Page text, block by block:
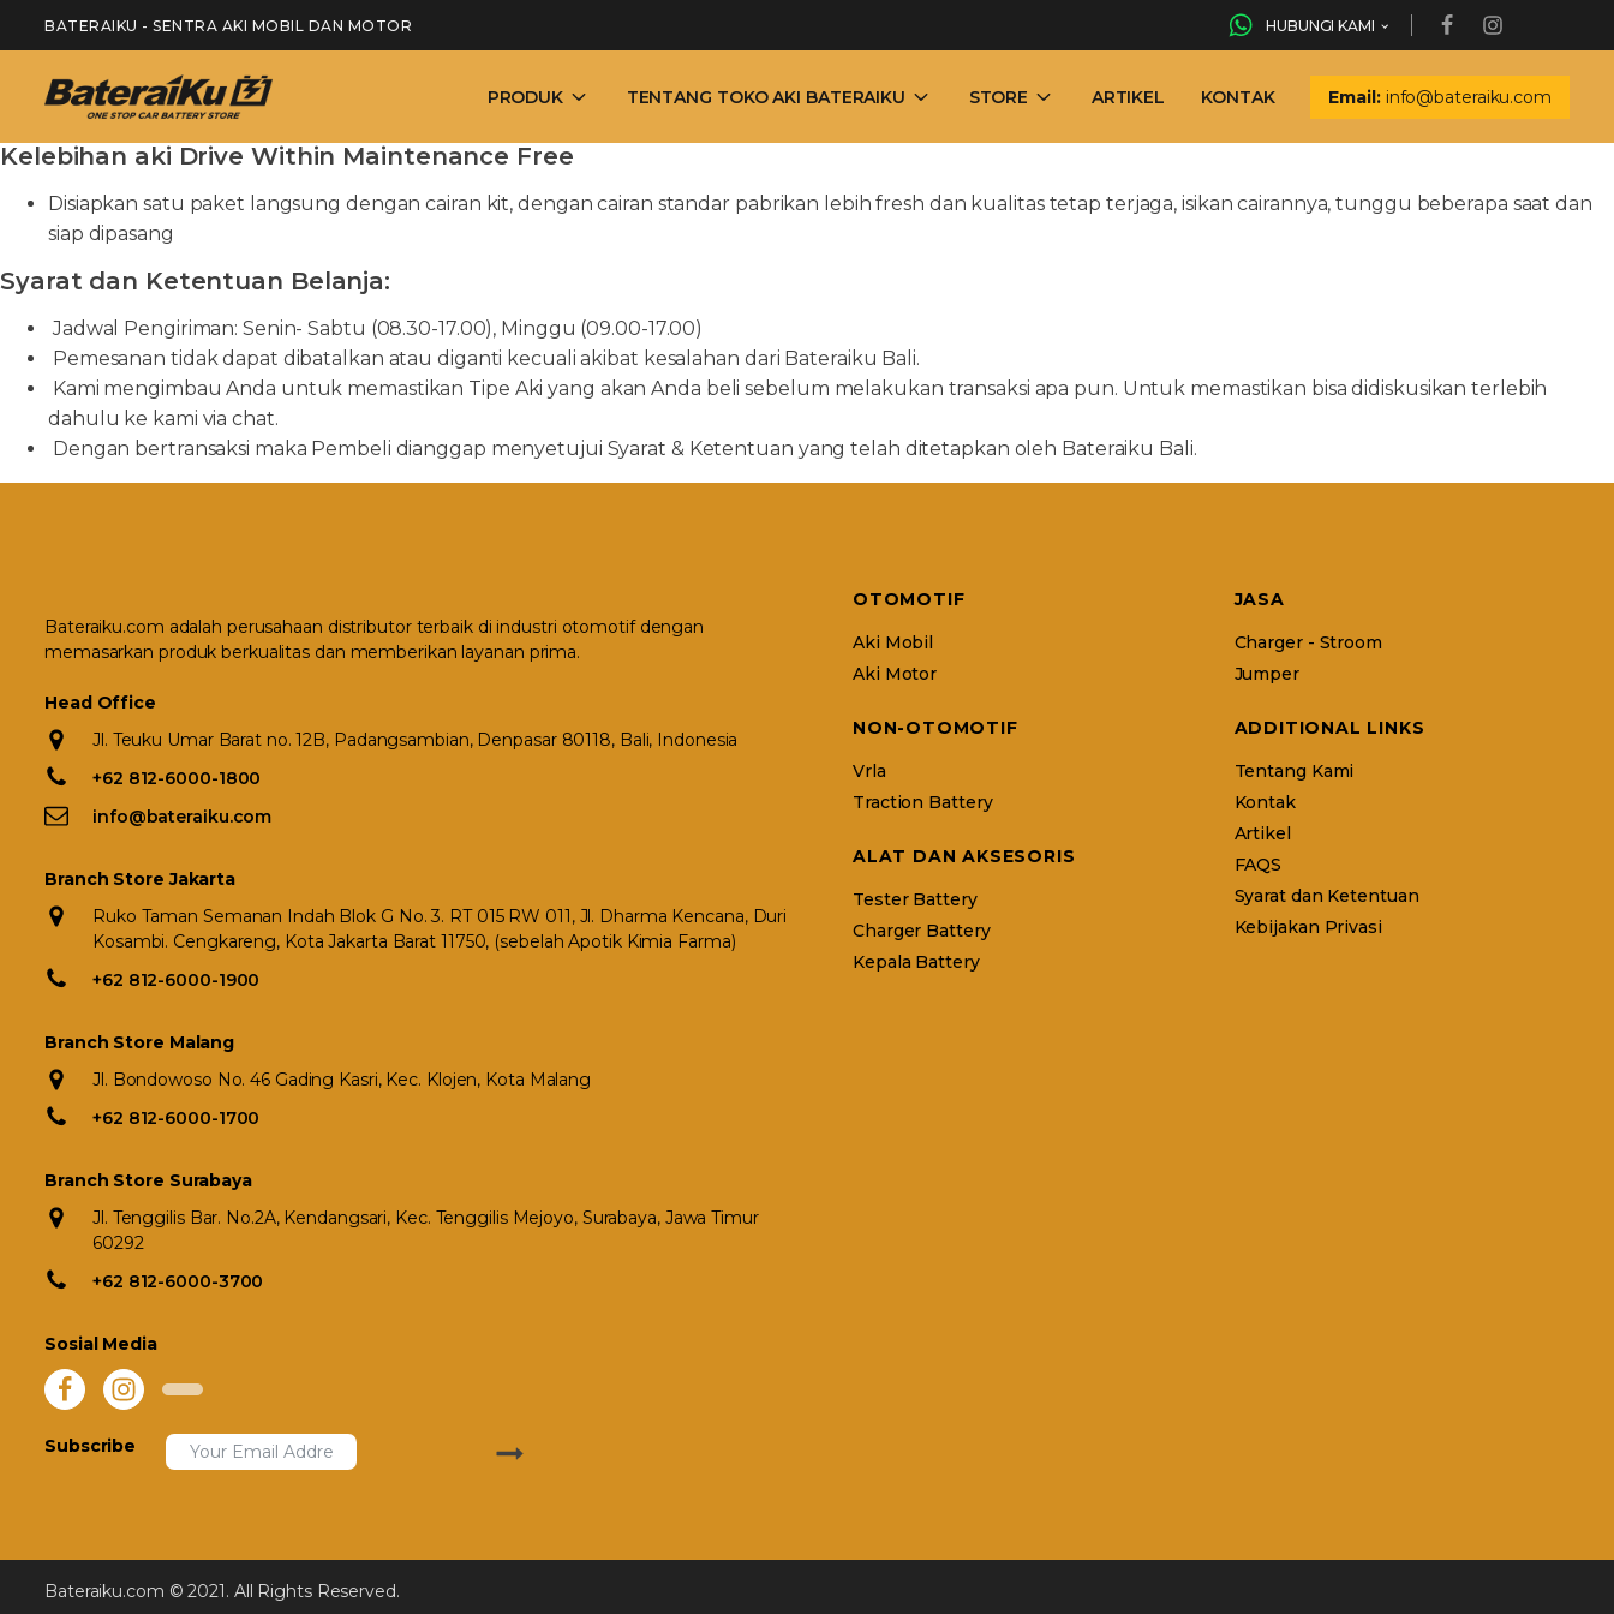
BATERAIKU - SENTRA AKI MOBIL DAN MOTOR HUBUNGI KAMI
PRODUK TENTANG TOKO AKI BATERAIKU STORE ARTIKEL KONTAK Email: info@bateraiku.com
Kelebihan aki Drive Within Maintenance Free
Disiapkan satu paket langsung dengan cairan kit, dengan cairan standar pabrikan lebih fresh dan kualitas tetap terjaga, isikan cairannya, tunggu beberapa saat dan
siap dipasang
Syarat dan Ketentuan Belanja:
Jadwal Pengiriman: Senin- Sabtu (08.30-17.00), Minggu (09.00-17.00)
Pemesanan tidak dapat dibatalkan atau diganti kecuali akibat kesalahan dari Bateraiku Bali.
Kami mengimbau Anda untuk memastikan Tipe Aki yang akan Anda beli sebelum melakukan transaksi apa pun. Untuk memastikan bisa didiskusikan terlebih
dahulu ke kami via chat.
Dengan bertransaksi maka Pembeli dianggap menyetujui Syarat & Ketentuan yang telah ditetapkan oleh Bateraiku Bali.
Bateraiku.com adalah perusahaan distributor terbaik di industri otomotif dengan
memasarkan produk berkualitas dan memberikan layanan prima.
Head Office
Jl. Teuku Umar Barat no. 12B, Padangsambian, Denpasar 80118, Bali, Indonesia
+62 812-6000-1800
info@bateraiku.com
Branch Store Jakarta
Ruko Taman Semanan Indah Blok G No. 3. RT 015 RW 011, Jl. Dharma Kencana, Duri
Kosambi. Cengkareng, Kota Jakarta Barat 11750, (sebelah Apotik Kimia Farma)
+62 812-6000-1900
Branch Store Malang
Jl. Bondowoso No. 46 Gading Kasri, Kec. Klojen, Kota Malang
+62 812-6000-1700
Branch Store Surabaya
Jl. Tenggilis Bar. No.2A, Kendangsari, Kec. Tenggilis Mejoyo, Surabaya, Jawa Timur
60292
+62 812-6000-3700
Sosial Media
Subscribe
OTOMOTIF
Aki Mobil
Aki Motor
NON-OTOMOTIF
Vrla
Traction Battery
ALAT DAN AKSESORIS
Tester Battery
Charger Battery
Kepala Battery
JASA
Charger - Stroom
Jumper
ADDITIONAL LINKS
Tentang Kami
Kontak
Artikel
FAQS
Syarat dan Ketentuan
Kebijakan Privasi
Bateraiku.com © 2021. All Rights Reserved.